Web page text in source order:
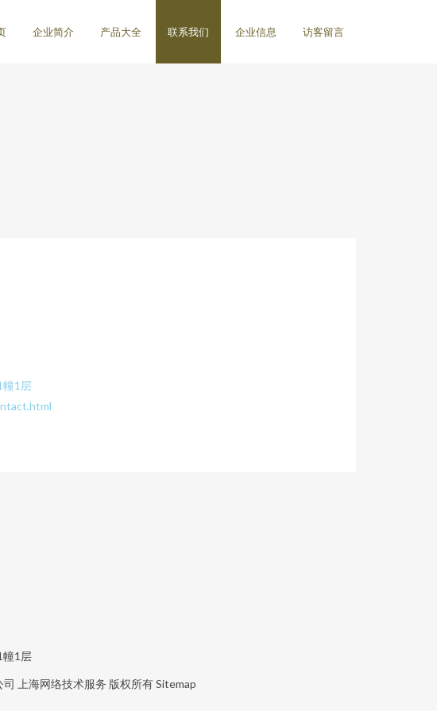
企业简介 产品大全 联系我们 企业信息 访客留言
幢1层
幢1层
司 上海网络技术服务 版权所有Sitemap